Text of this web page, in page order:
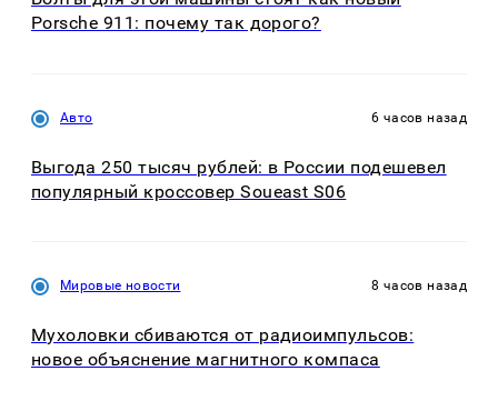
Porsche 911: почему так дорого?
Авто 6 часов назад
Выгода 250 тысяч рублей: в России подешевел
популярный кроссовер Soueast S06
Мировые новости 8 часов назад
Мухоловки сбиваются от радиоимпульсов:
новое объяснение магнитного компаса